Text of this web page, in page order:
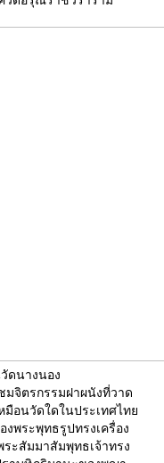
ดนางนอง
มจิตรกรรมฝาผนังที่วาด
มือนวัดใดในประเทศไท
พระพุทธรูปทรงเครื่อง
ระสัมมาสัมพุทธเจ้าทรง